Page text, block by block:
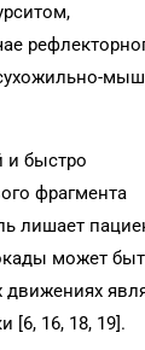
и быстро
фрагмента
лишает
может
[6, 16, 18, 19].